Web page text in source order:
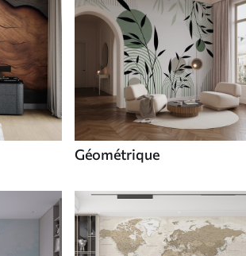
Géométrique